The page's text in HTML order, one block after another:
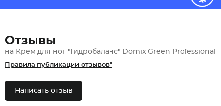
Отзывы
на Крем для ног "Гидробаланс" Domix Green Professional
Правила публикации отзывов*
Написать отзыв